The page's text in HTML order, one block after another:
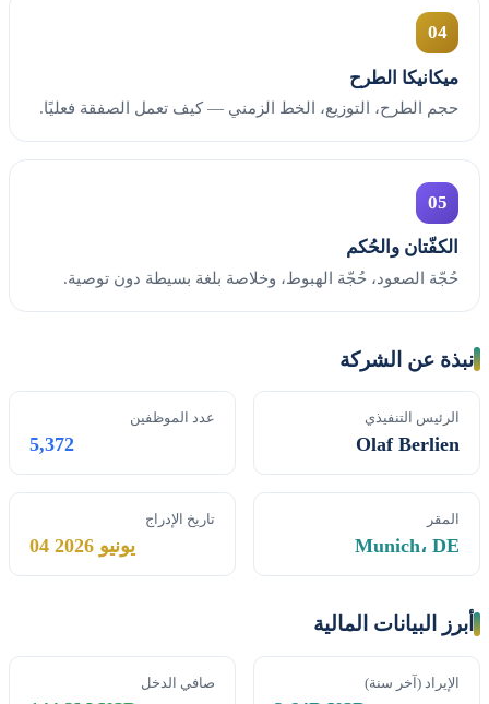
04
ميكانيكا الطرح
حجم الطرح، التوزيع، الخط الزمني — كيف تعمل الصفقة فعليًا.
05
الكفّتان والحُكم
حُجّة الصعود، حُجّة الهبوط، وخلاصة بلغة بسيطة دون توصية.
نبذة عن الشركة
الرئيس التنفيذي
Olaf Berlien
عدد الموظفين
5,372
المقر
Munich، DE
تاريخ الإدراج
04 يونيو 2026
أبرز البيانات المالية
الإيراد (آخر سنة) صافي الدخل